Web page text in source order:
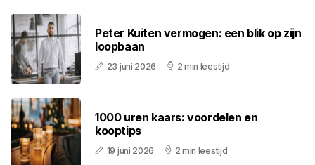
Peter Kuiten vermogen: een blik op zijn
loopbaan
23 juni 2026 2 min leestijd
1000 uren kaars: voordelen en
kooptips
19 juni 2026 2 min leestijd